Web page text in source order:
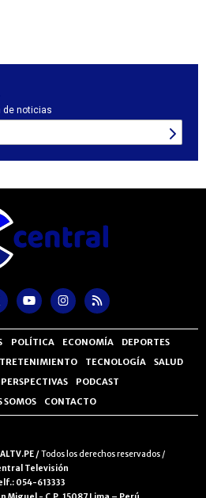
de noticias
POLÍTICA ECONOMÍA
DEPORTES
TECNOLOGÍA
SALUD
PERSPECTIVAS
PODCAST
SOMOS
CONTACTO
/Todos los derechos reservados /
Televisión
054-613333